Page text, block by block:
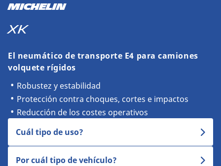
MICHELIN
XK
El neumático de transporte E4 para camiones
volquete rígidos
Robustez y estabilidad
Protección contra choques, cortes e impactos
Reducción de los costes operativos
Cuál tipo de uso?
Por cuál tipo de vehículo?